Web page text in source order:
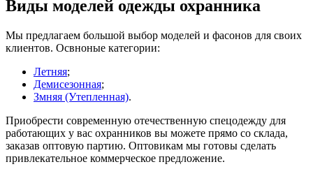
Виды моделей одежды охранника
Мы предлагаем большой выбор моделей и фасонов для своих
клиентов. Освноные категории:
Летняя;
Демисезонная;
Змняя (Утепленная).
Приобрести современную отечественную спецодежду для
работающих у вас охранников вы можете прямо со склада,
заказав оптовую партию. Оптовикам мы готовы сделать
привлекательное коммерческое предложение.